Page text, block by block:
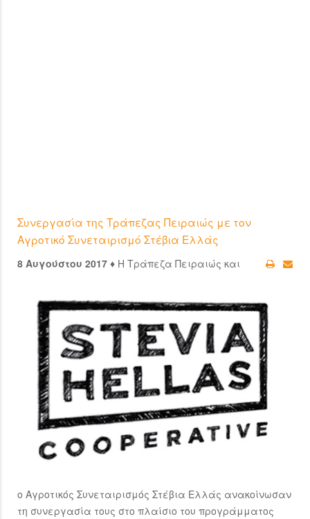
Συνεργασία της Τράπεζας Πειραιώς με τον
Αγροτικό Συνεταιρισμό Στέβια Ελλάς
8 Αυγούστου 2017 ♦ Η Τράπεζα Πειραιώς και
ο Αγροτικός Συνεταιρισμός Στέβια Ελλάς ανακοίνωσαν
τη συνεργασία τους στο πλαίσιο του προγράμματος